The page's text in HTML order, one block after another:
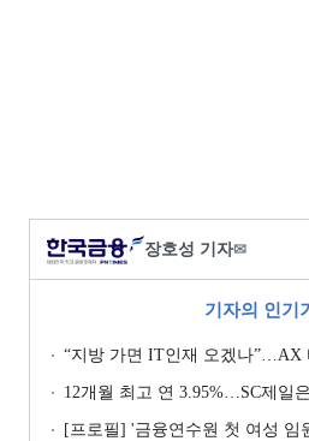
장호성 기자✉
기자의 인기
“지방 가면 IT인재 오겠나”…AX 바쁜 농협은행, 본사 이전설
12개월 최고 연 3.95%…SC제일은행 'e-그린세이브
[프로필] '금융연수원 첫 여성 임원' 김헌진 신임 부